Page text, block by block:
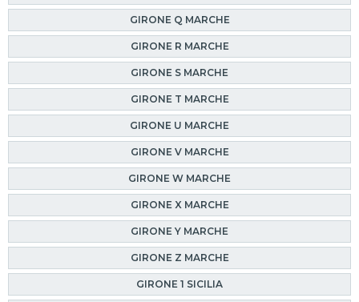
GIRONE Q MARCHE
GIRONE R MARCHE
GIRONE S MARCHE
GIRONE T MARCHE
GIRONE U MARCHE
GIRONE V MARCHE
GIRONE W MARCHE
GIRONE X MARCHE
GIRONE Y MARCHE
GIRONE Z MARCHE
GIRONE 1 SICILIA